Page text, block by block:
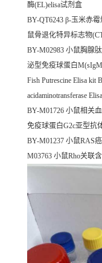
酶(EL)elisa试剂盒
BY-QT6243 β-玉米赤霉
鼠骨退化特异标志物
BY-M02983 小鼠胸腺
泌型免疫球蛋白
Fish Putrescine Elisa kit
acidaminotransferase
BY-M01726 小鼠相关
免疫球蛋白G2c亚型抗
BY-M01237 小鼠RAS
M03763 小鼠Rho关联